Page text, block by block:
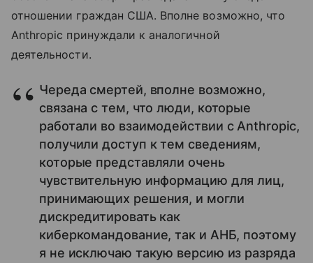
отношении граждан США. Вполне возможно, что
Anthropic принуждали к аналогичной
деятельности.
Череда смертей, вполне возможно,
связана с тем, что люди, которые
работали во взаимодействии с Anthropic,
получили доступ к тем сведениям,
которые представляли очень
чувствительную информацию для лиц,
принимающих решения, и могли
дискредитировать как
киберкомандование, так и АНБ, поэтому
я не исключаю такую версию из разряда